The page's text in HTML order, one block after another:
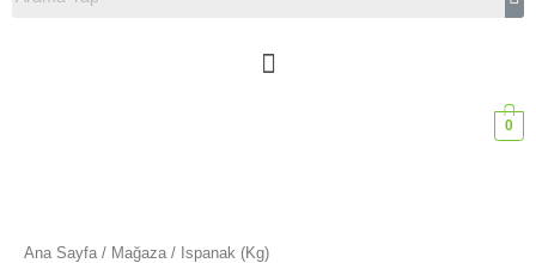
0
Ana Sayfa / Mağaza / Ispanak (Kg)